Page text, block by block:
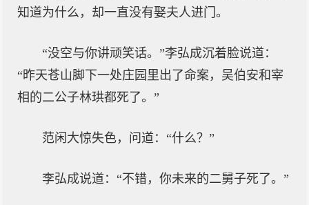
知道为什么，却一直没有娶夫人进门。
“没空与你讲顽笑话。”李弘成沉着脸说道：
“昨天苍山脚下一处庄园里出了命案，吴伯安和宰
相的二公子林珙都死了。”
范闲大惊失色，问道：“什么？”
李弘成说道：“不错，你未来的二舅子死了。”